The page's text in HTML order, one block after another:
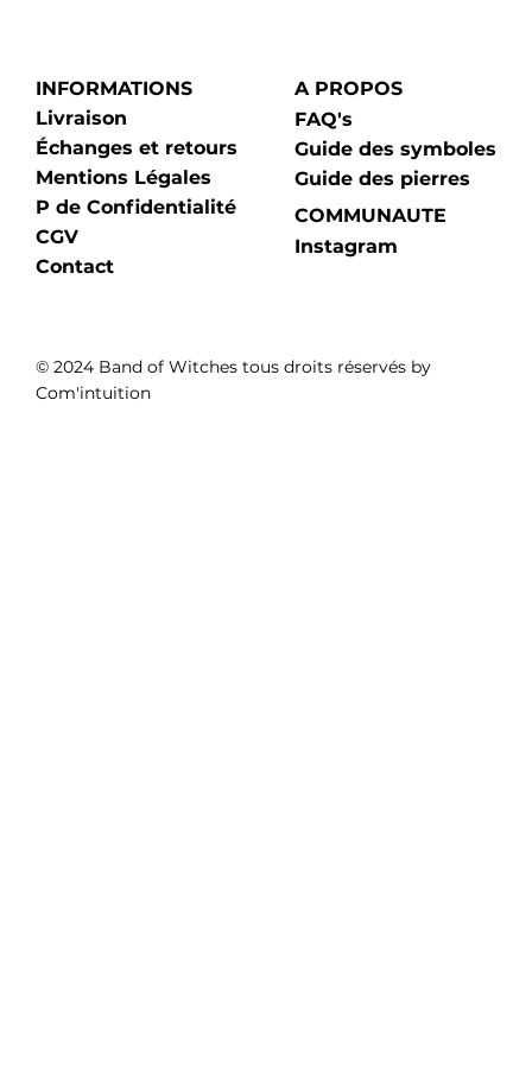
INFORMATIONS
Livraison
Échanges et retours
Mentions Légales
P de Confidentialité
CGV
Contact
A PROPOS
FAQ's
Guide des symboles
Guide des pierres
COMMUNAUTE
Instagram
© 2024 Band of Witches tous droits réservés by
Com'intuition